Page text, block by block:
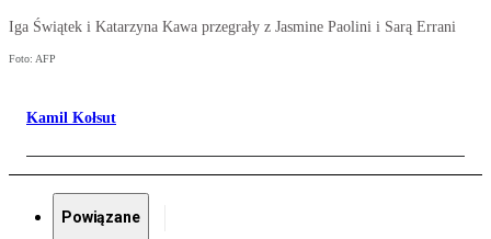
Iga Świątek i Katarzyna Kawa przegrały z Jasmine Paolini i Sarą Errani
Foto: AFP
Kamil Kołsut
Powiązane